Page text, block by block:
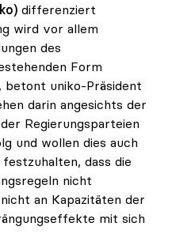
differenziert
wird vor allem
des
Form
uniko-Präsident
darin angesichts der
Regierungsparteien
und wollen dies auch
dass die
nicht
an Kapazitäten der
mit sich